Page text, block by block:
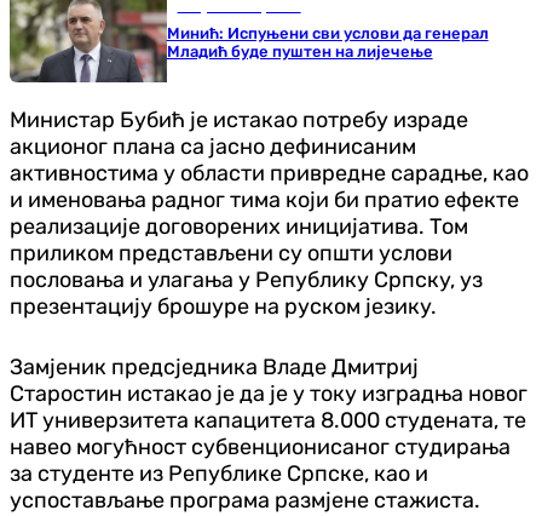
Минић: Испуњени сви услови да генерал
Младић буде пуштен на лијечење
Министар Бубић је истакао потребу израде
акционог плана са јасно дефинисаним
активностима у области привредне сарадње, као
и именовања радног тима који би пратио ефекте
реализације договорених иницијатива. Том
приликом представљени су општи услови
пословања и улагања у Републику Српску, уз
презентацију брошуре на руском језику.
Замјеник предсједника Владе Дмитриј
Старостин истакао је да је у току изградња новог
ИТ универзитета капацитета 8.000 студената, те
навео могућност субвенционисаног студирања
за студенте из Републике Српске, као и
успостављање програма размјене стажиста.